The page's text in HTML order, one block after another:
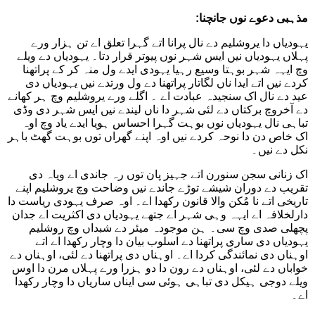
مذہبی دعوے نوں جانچنا:
یہودیاں دا یروشلیم دے نال پرانا اتے گہرا تعلق اے تن ہزار ورے
پہلاں یہودیاں نیں ایس شہر نوں پیوتر قرار دتا۔ یہودیاں دے ویلے
وچ ایہہ شہر بوہتا وسیع رہیا یہودی ایدے ول منہ کر کے پراتھنا
کردے نیں اتے ایدا ناں لگاتار پراتھنا دے ول ورتدے نیں یہودیاں دی
عید دے نال اک سنجیدہ عبادت اے ۔ اگلے ورے یروشلیم وچ ہر کھانے
دے آخروچ برکتاں دے لئی شہر دا ناں لیندے نیں ایس شہر دی وڈی
تباہی نال یہودیاں نوں بوہت گہرا احساس ہویا ایدے یاد وچ اوہ
اک خاص دن دا نوحہ کردے نیں اوہ اپنے گھراں توں بوہت گھٹ باہر
نکل دے نیں۔
اک زنانی سجن سنورن اتے جہیز پان توں رہ جاندی اے ویاہ دی
تقریب دے دوران شیشے توڑے جاندے نیں وضاحت وچ یروشلیم اپنے
تاریخی اتے نا مُکن والا قانون رکھدا اے۔ اوہ صرف یہودی ریاست دا
دارلخلافہ اے ایہہ وہی شہر اے جتھے یہودیاں دی اکثریت اے جدان
پچھلی صدی وچ سی۔ ہن موجودہ میئر دے شبداں وچ روشلیم
یہودیاں دی ساری پراتھنا دے اسلوب بیان دا وچار رکھدا اے اتے
اوہناں دی نمائندگی کردا اے۔ اوہناں دی پراتھنا دے لئی، اوہناں دے
خواباں دے لئی، اوہناں دے رون دا دو ہزرا ورے پہلاں مرن دا اوس
ویلے دوجی ہیکل دی تباہی ہوئی سی ایناں ساریاں دا وچار رکھدا
اے۔